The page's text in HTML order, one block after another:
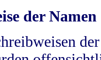
der Namen